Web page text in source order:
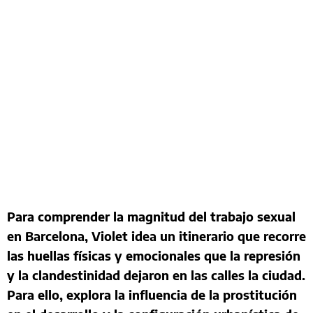
Para comprender la magnitud del trabajo sexual
en Barcelona, Violet idea un itinerario que recorre
las huellas físicas y emocionales que la represión
y la clandestinidad dejaron en las calles la ciudad.
Para ello, explora la influencia de la prostitución